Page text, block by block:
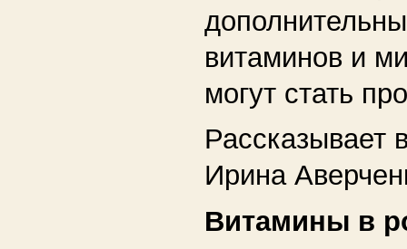
витаминов и
могут стать
Рассказывает
Ирина
Витамины в